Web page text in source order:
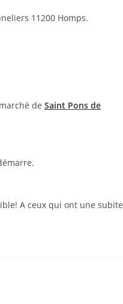
:
11200 Homps.
de Saint Pons de
A ceux qui ont une subite